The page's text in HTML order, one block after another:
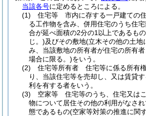
当該各号に定めるところによる。
(1)
住宅等 市内に存する一戸建ての
る工作物を含み、併用住宅のうち住
合が延べ面積の2分の1以上であるも
じ。)及びその敷地(立木その他の土地
み、当該敷地の所有者が住宅の所有
場合に限る。)をいう。
(2)
住宅等所有者 住宅等に係る所有
り、当該住宅等を売却し、又は賃貸
利を有する者をいう。
(3)
空家等 住宅等のうち、住宅又は
物について居住その他の利用がなさ
態であるもの(空家等対策の推進に関